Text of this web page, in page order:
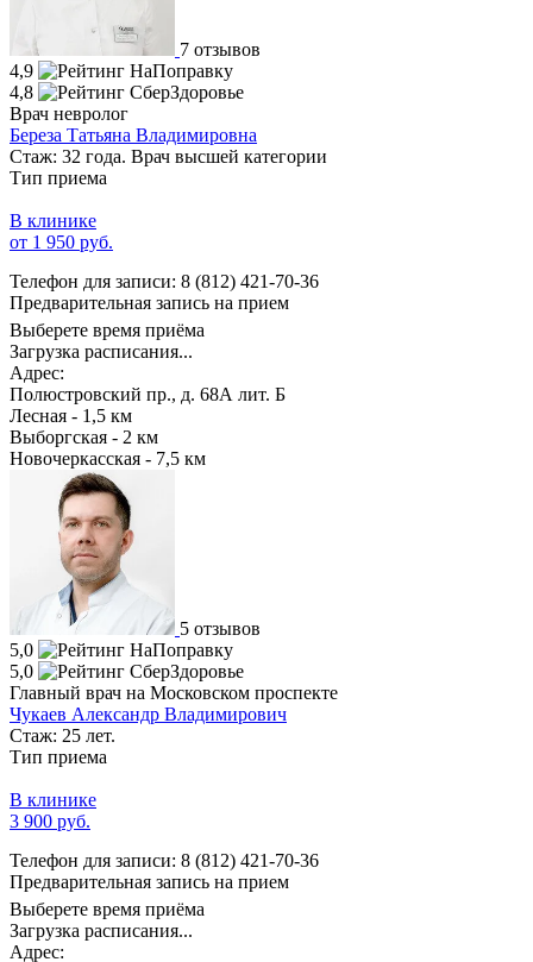
7 отзывов
4,9
4,8
Врач невролог
Береза Татьяна Владимировна
Стаж: 32 года. Врач высшей категории
Тип приема
В клинике
от 1 950 руб.
Телефон для записи: 8 (812) 421-70-36
Предварительная запись на прием
Выберете время приёма
Загрузка расписания...
Адрес:
Полюстровский пр., д. 68А лит. Б
Лесная - 1,5 км
Выборгская - 2 км
Новочеркасская - 7,5 км
5 отзывов
5,0
5,0
Главный врач на Московском проспекте
Чукаев Александр Владимирович
Стаж: 25 лет.
Тип приема
В клинике
3 900 руб.
Телефон для записи: 8 (812) 421-70-36
Предварительная запись на прием
Выберете время приёма
Загрузка расписания...
Адрес: